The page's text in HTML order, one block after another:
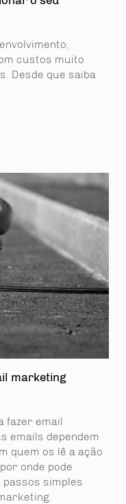
custos muito
Desde que saiba
marketing
fazer email
emails dependem
quem os lê a ação
onde pode
simples